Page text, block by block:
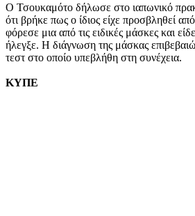
Ο Τσουκαμότο δήλωσε στο ιαπωνικό
ότι βρήκε πως ο ίδιος είχε προσβληθεί
φόρεσε μια από τις ειδικές μάσκες και
ήλεγξε. Η διάγνωση της μάσκας
τεστ στο οποίο υπεβλήθη στη συνέχεια.
ΚΥΠΕ